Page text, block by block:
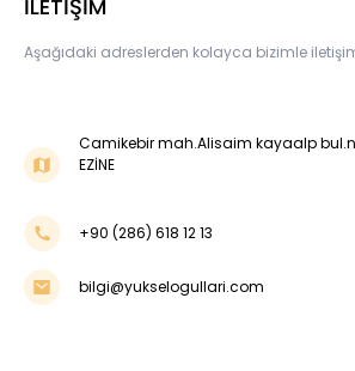
İLETİŞİM
Aşağıdaki adreslerden kolayca bizimle
Camikebir mah.Alisaim kayaalp
EZİNE
+90 (286) 618 12 13
bilgi@yukselogullari.com